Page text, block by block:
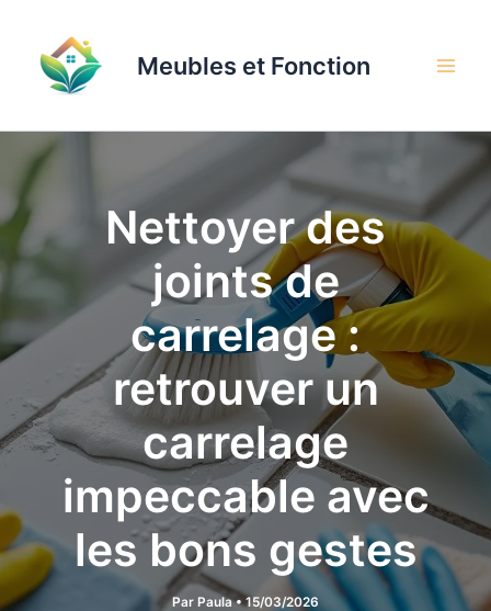
contenu
Meubles et Fonction
Nettoyer des
joints de
carrelage :
retrouver un
carrelage
impeccable avec
les bons gestes
Par Paula•15/03/2026